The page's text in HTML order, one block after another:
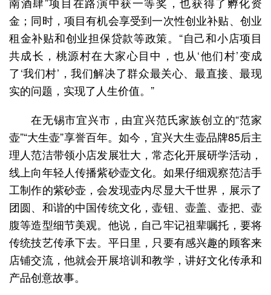
金；同时，项目有机会享受到一次性创业补贴、创业
租金补贴和创业担保贷款等政策。“自己和小店项目
共成长，桃源村在大家心目中，也从‘他们村’变成
了‘我们村’，我们解决了群众最关心、最直接、最现
实的问题，实现了人生价值。”
在无锡市宜兴市，由宜兴范氏家族创立的“范家
壶”“大生壶”享誉百年。如今，宜兴大生壶品牌85后主
理人范洁带领小店发展壮大，常态化开展研学活动，
线上向年轻人传播紫砂壶文化。如果仔细观察范洁手
工制作的紫砂壶，会发现壶内尽显大千世界，展示了
团圆、和谐的中国传统文化，壶钮、壶盖、壶把、壶
腹等造型细节美观。他说，自己牢记祖辈嘱托，要将
传统技艺传承下去。平日里，只要有感兴趣的顾客来
店铺交流，他就会开展培训和教学，讲好文化传承和
产品创意故事。